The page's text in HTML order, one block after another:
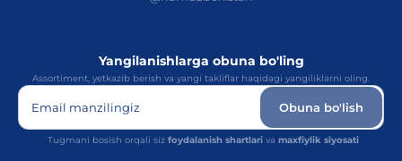
Yangilanishlarga obuna bo'ling
Assortiment, yetkazib berish va yangi takliflar haqidagi yangiliklarni oling.
Email manzilingiz Obuna bo'lish
Tugmani bosish orqali siz foydalanish shartlari va maxfiylik siyosati